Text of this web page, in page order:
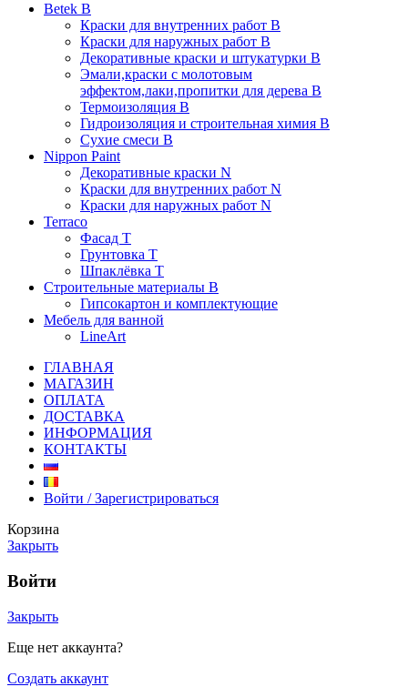
Betek B
Краски для внутренних работ B
Краски для наружных работ B
Декоративные краски и штукатурки В
Эмали,краски с молотовым
эффектом,лаки,пропитки для дерева В
Термоизоляция В
Гидроизоляция и строительная химия В
Сухие смеси B
Nippon Paint
Декоративные краски N
Краски для внутренних работ N
Краски для наружных работ N
Terraco
Фасад Т
Грунтовка T
Шпаклёвка T
Строительные материалы В
Гипсокартон и комплектующие
Мебель для ванной
LineArt
ГЛАВНАЯ
МАГАЗИН
ОПЛАТА
ДОСТАВКА
ИНФОРМАЦИЯ
КОНТАКТЫ
Войти / Зарегистрироваться
Корзина
Закрыть
Войти
Закрыть
Еще нет аккаунта?
Создать аккаунт